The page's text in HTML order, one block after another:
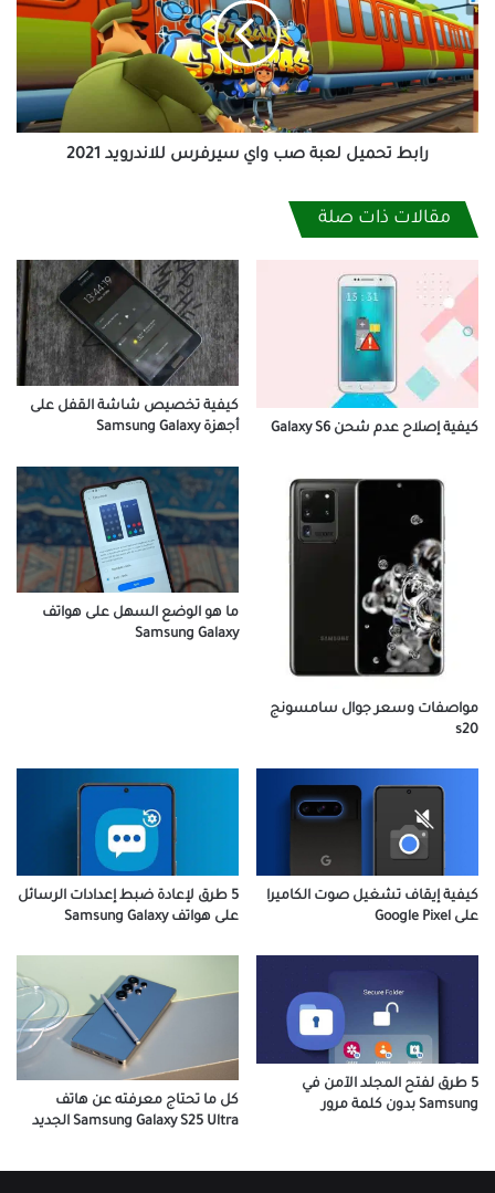
صب
واي
سيرفرس
للاندرويد
2021
رابط تحميل لعبة صب واي سيرفرس للاندرويد 2021
مقالات ذات صلة
كيفية إصلاح عدم شحن Galaxy S6
كيفية تخصيص شاشة القفل على
أجهزة Samsung Galaxy
مواصفات وسعر جوال سامسونج
s20
ما هو الوضع السهل على هواتف
Samsung Galaxy
كيفية إيقاف تشغيل صوت الكاميرا
على Google Pixel
5 طرق لإعادة ضبط إعدادات الرسائل
على هواتف Samsung Galaxy
5 طرق لفتح المجلد الآمن في
Samsung بدون كلمة مرور
كل ما تحتاج معرفته عن هاتف
Samsung Galaxy S25 Ultra الجديد